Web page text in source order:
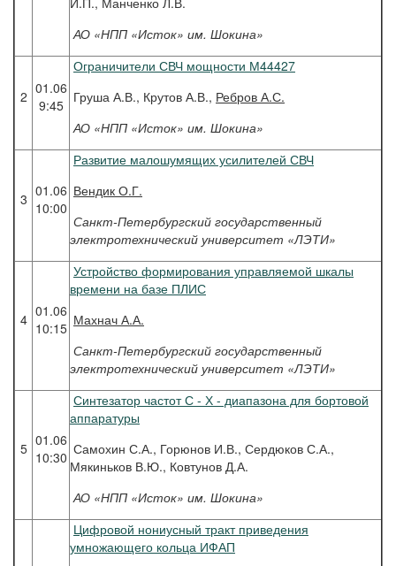
АО «НПП «Исток» им. Шокина»
2 01.06
9:45
Ограничители СВЧ мощности М44427
Груша А.В., Крутов А.В., Ребров А.С.
АО «НПП «Исток» им. Шокина»
3 01.06
10:00
Развитие малошумящих усилителей СВЧ
Вендик О.Г.
Санкт-Петербургский государственный
электротехнический университет «ЛЭТИ»
4 01.06
10:15
Устройство формирования управляемой шкалы
времени на базе ПЛИС
Махнач А.А.
Санкт-Петербургский государственный
электротехнический университет «ЛЭТИ»
5 01.06
10:30
Синтезатор частот С - Х - диапазона для бортовой
аппаратуры
Самохин С.А., Горюнов И.В., Сердюков С.А.,
Мякиньков В.Ю., Ковтунов Д.А.
АО «НПП «Исток» им. Шокина»
Цифровой нониусный тракт приведения
умножающего кольца ИФАП